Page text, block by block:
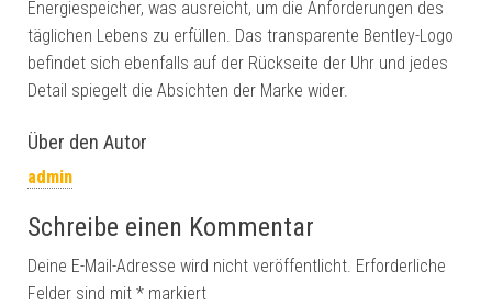
Energiespeicher, was ausreicht, um die Anforderungen des
täglichen Lebens zu erfüllen. Das transparente Bentley-Logo
befindet sich ebenfalls auf der Rückseite der Uhr und jedes
Detail spiegelt die Absichten der Marke wider.
Über den Autor
admin
Schreibe einen Kommentar
Deine E-Mail-Adresse wird nicht veröffentlicht. Erforderliche
Felder sind mit * markiert